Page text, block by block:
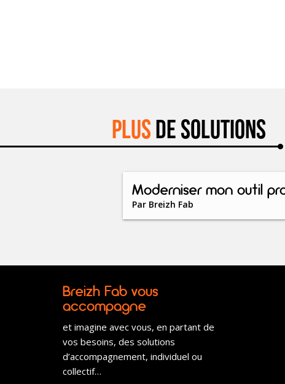
Plus de solutions
Moderniser mon outil
Par Breizh Fab
Breizh Fab vous
accompagne
et imagine avec vous, en partant de
vos besoins, des solutions
d’accompagnement, individuel ou
collectif…